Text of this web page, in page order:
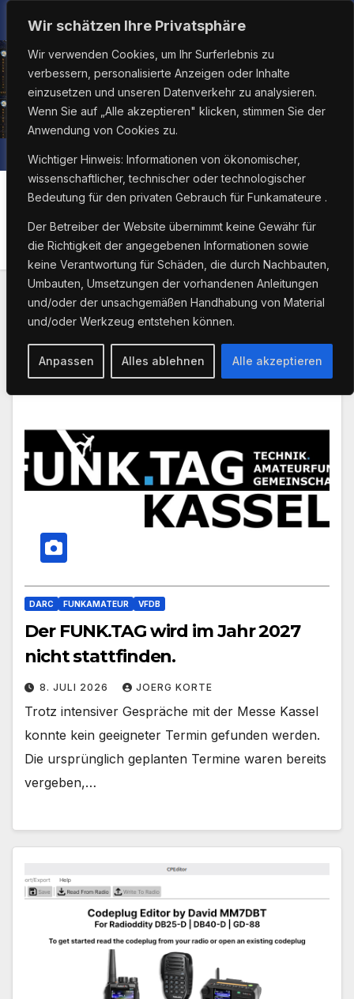
Wir schätzen Ihre Privatsphäre
Wir verwenden Cookies, um Ihr Surferlebnis zu
verbessern, personalisierte Anzeigen oder Inhalte
einzusetzen und unseren Datenverkehr zu analysieren.
Wenn Sie auf „Alle akzeptieren" klicken, stimmen Sie der
Anwendung von Cookies zu.
Wichtiger Hinweis: Informationen von ökonomischer,
wissenschaftlicher, technischer oder technologischer
Bedeutung für den privaten Gebrauch für Funkamateure .
Der Betreiber der Website übernimmt keine Gewähr für
die Richtigkeit der angegebenen Informationen sowie
keine Verantwortung für Schäden, die durch Nachbauten,
Umbauten, Umsetzungen der vorhandenen Anleitungen
und/oder der unsachgemäßen Handhabung von Material
und/oder Werkzeug entstehen können.
Anpassen Alles ablehnen Alle akzeptieren
Inhalt
springen
So.. Aug. 9th, 2026 2:24:42 PM
Suchergebnisse für:
584 Ergebnisse gefunden
DARC FUNKAMATEUR VFDB
Der FUNK.TAG wird im Jahr 2027
nicht stattfinden.
8. JULI 2026 JOERG KORTE
Trotz intensiver Gespräche mit der Messe Kassel
konnte kein geeigneter Termin gefunden werden.
Die ursprünglich geplanten Termine waren bereits
vergeben,…